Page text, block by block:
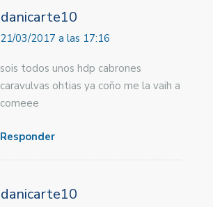
danicarte10
21/03/2017 a las 17:16
sois todos unos hdp cabrones
caravulvas ohtias ya coño me la vaih a
comeee
Responder
danicarte10